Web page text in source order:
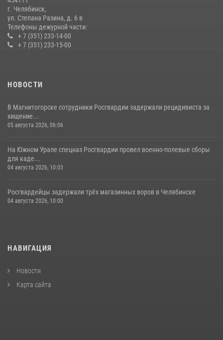
08 июля 2026, 12:05
г. Челябинск,
ул. Степана Разина, д. 6 в
Телефоны дежурной части:
+ 7 (351) 233-14-00
+ 7 (351) 233-15-00
НОВОСТИ
В Магнитогорске сотрудники Росгвардии задержали рецидивиста за
хищение...
05 августа 2026, 06:06
На Южном Урале спецназ Росгвардии провел военно-полевые сборы
для каде...
04 августа 2026, 10:03
Росгвардейцы задержали трёх магазинных воров в Челябинске
04 августа 2026, 10:00
НАВИГАЦИЯ
Новости
Карта сайта